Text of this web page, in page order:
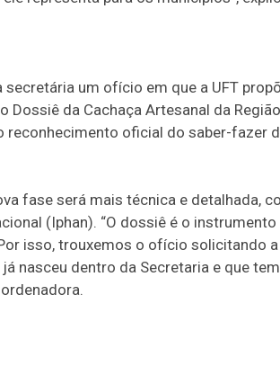
um ofício em que a UFT
da Cachaça Artesanal da
reconhecimento oficial do saber-fazer
fase será mais técnica e detalhada,
(Iphan). “O dossiê é o
isso, trouxemos o ofício solicitando
nasceu dentro da Secretaria e que